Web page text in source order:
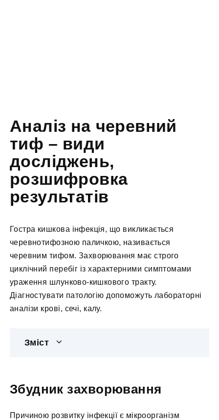
Аналіз на черевний
тиф – види
досліджень,
розшифровка
результатів
Гостра кишкова інфекція, що викликається
черевнотифозною паличкою, називається
черевним тифом. Захворювання має строго
циклічний перебіг із характерними симптомами
ураження шлунково-кишкового тракту.
Діагностувати патологію допоможуть лабораторні
аналізи крові, сечі, калу.
Зміст
Збудник захворювання
Причиною розвитку інфекції є мікроорганізм